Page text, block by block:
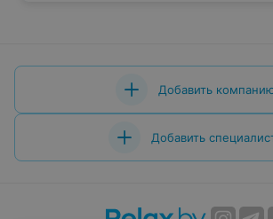
Добавить
Добавить